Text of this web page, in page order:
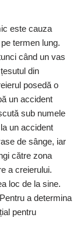
este cauza
termen lung.
când un vas
din
posedă o
un accident
sub numele
un accident
de sânge, iar
către zona
a creierului.
loc de la sine.
a determina
pentru